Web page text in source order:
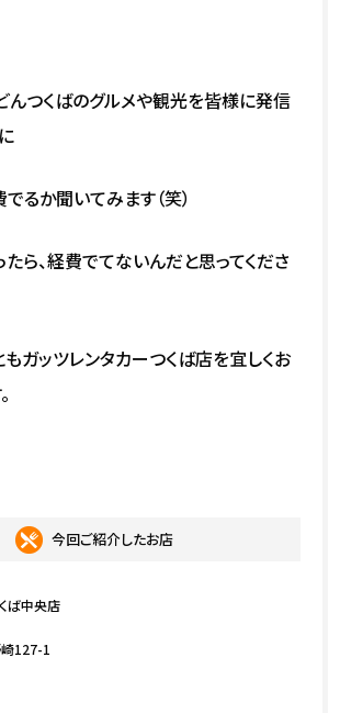
んつくばのグルメや観光を皆様に発信
るか聞いてみます（笑）
ら、経費でてないんだと思ってくださ
ガッツレンタカーつくば店を宜しくお
今回ご紹介したお店
ば中央店
127-1